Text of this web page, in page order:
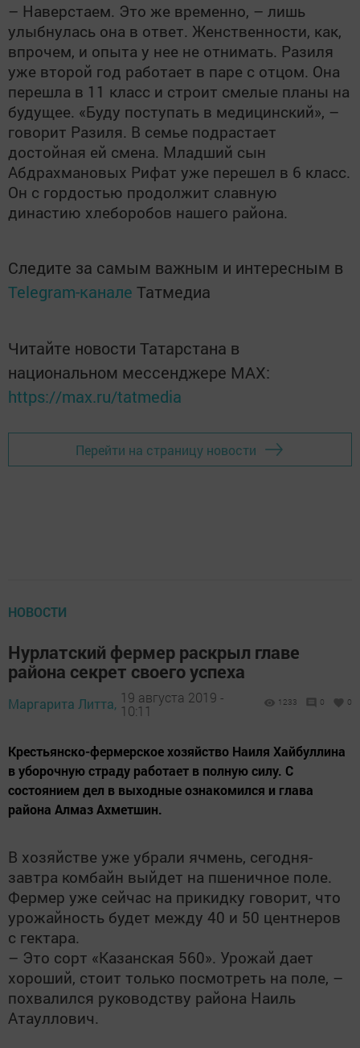
– Наверстаем. Это же временно, – лишь
улыбнулась она в ответ. Женственности, как,
впрочем, и опыта у нее не отнимать. Разиля
уже второй год работает в паре с отцом. Она
перешла в 11 класс и строит смелые планы на
будущее. «Буду поступать в медицинский», –
говорит Разиля. В семье подрастает
достойная ей смена. Младший сын
Абдрахмановых Рифат уже перешел в 6 класс.
Он с гордостью продолжит славную
династию хлеборобов нашего района.
Следите за самым важным и интересным в
Telegram-канале Татмедиа
Читайте новости Татарстана в
национальном мессенджере MАХ:
https://max.ru/tatmedia
Перейти на страницу новости
НОВОСТИ
Нурлатский фермер раскрыл главе
района секрет своего успеха
Маргарита Литта, 19 августа 2019 -
10:11
1233 0 0
Крестьянско-фермерское хозяйство Наиля Хайбуллина
в уборочную страду работает в полную силу. С
состоянием дел в выходные ознакомился и глава
района Алмаз Ахметшин.
В хозяйстве уже убрали ячмень, сегодня-
завтра комбайн выйдет на пшеничное поле.
Фермер уже сейчас на прикидку говорит, что
урожайность будет между 40 и 50 центнеров
с гектара.
– Это сорт «Казанская 560». Урожай дает
хороший, стоит только посмотреть на поле, –
похвалился руководству района Наиль
Атауллович.